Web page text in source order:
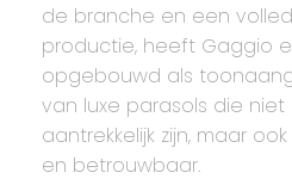
de branche en een
productie, heeft Gaggio
opgebouwd als
van luxe parasols die niet
aantrekkelijk zijn, maar
en betrouwbaar.